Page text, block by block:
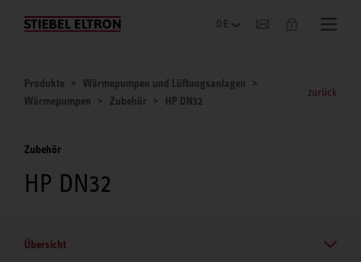
Unternehmen
Produkte
Wärmepumpen und Lüftungsanlagen
Wärmepumpen
Zubehör HP DN32
zurück
Zubehör
HP DN32
Übersicht